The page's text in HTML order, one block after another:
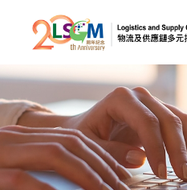
跳到内容（按
A